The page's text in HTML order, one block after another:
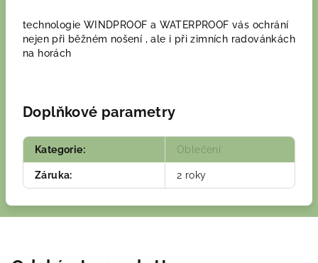
technologie WINDPROOF a WATERPROOF vás ochrání
nejen při běžném nošení , ale i při zimních radovánkách
na horách
Doplňkové parametry
Kategorie: Oblečení
Záruka: 2 roky